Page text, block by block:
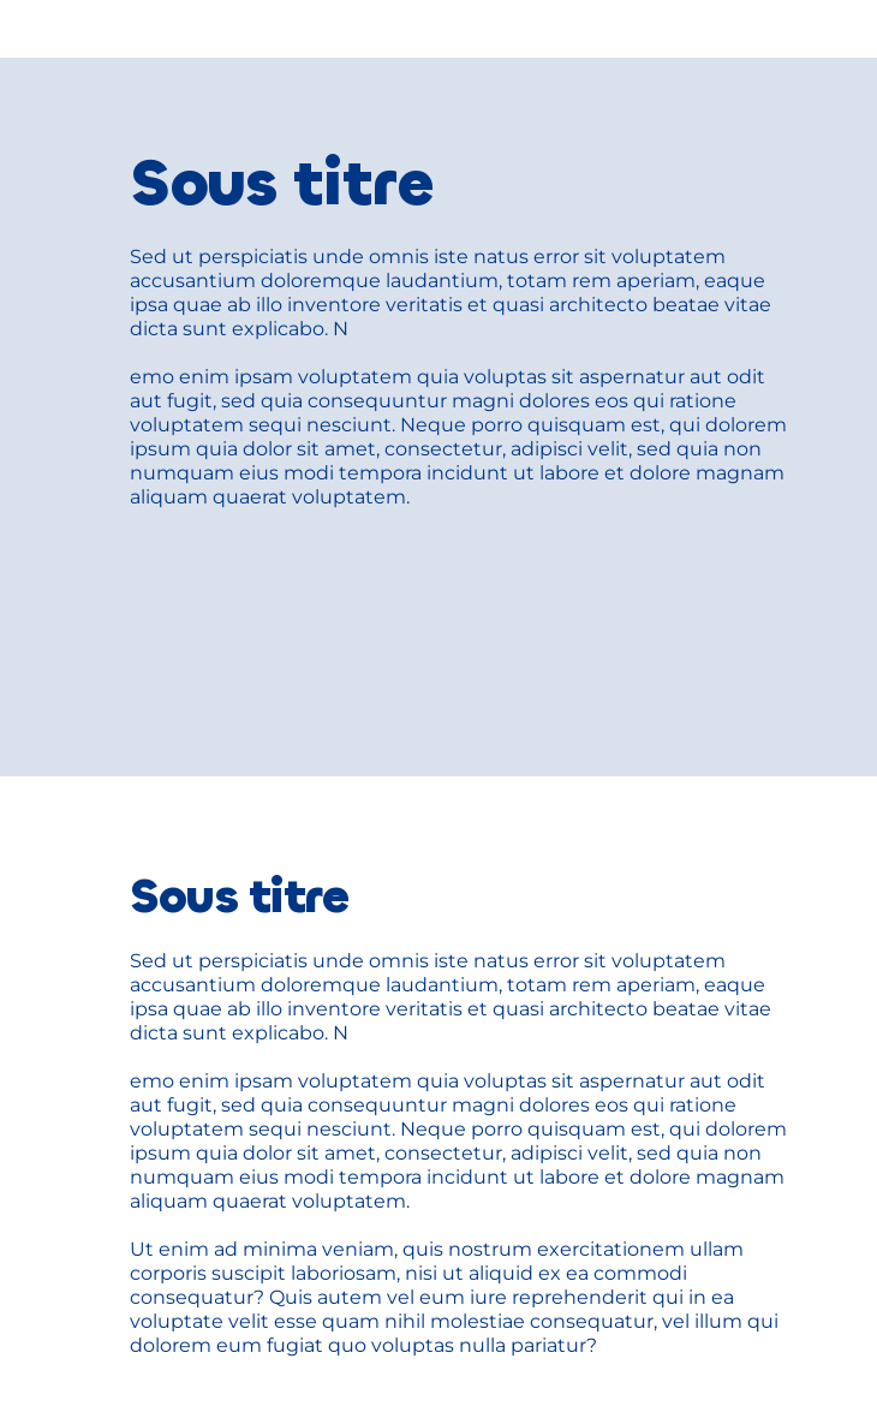
Sous titre
Sed ut perspiciatis unde omnis iste natus error sit voluptatem
accusantium doloremque laudantium, totam rem aperiam, eaque
ipsa quae ab illo inventore veritatis et quasi architecto beatae vitae
dicta sunt explicabo. N
emo enim ipsam voluptatem quia voluptas sit aspernatur aut odit
aut fugit, sed quia consequuntur magni dolores eos qui ratione
voluptatem sequi nesciunt. Neque porro quisquam est, qui dolorem
ipsum quia dolor sit amet, consectetur, adipisci velit, sed quia non
numquam eius modi tempora incidunt ut labore et dolore magnam
aliquam quaerat voluptatem.
Sous titre
Sed ut perspiciatis unde omnis iste natus error sit voluptatem
accusantium doloremque laudantium, totam rem aperiam, eaque
ipsa quae ab illo inventore veritatis et quasi architecto beatae vitae
dicta sunt explicabo. N
emo enim ipsam voluptatem quia voluptas sit aspernatur aut odit
aut fugit, sed quia consequuntur magni dolores eos qui ratione
voluptatem sequi nesciunt. Neque porro quisquam est, qui dolorem
ipsum quia dolor sit amet, consectetur, adipisci velit, sed quia non
numquam eius modi tempora incidunt ut labore et dolore magnam
aliquam quaerat voluptatem.
Ut enim ad minima veniam, quis nostrum exercitationem ullam
corporis suscipit laboriosam, nisi ut aliquid ex ea commodi
consequatur? Quis autem vel eum iure reprehenderit qui in ea
voluptate velit esse quam nihil molestiae consequatur, vel illum qui
dolorem eum fugiat quo voluptas nulla pariatur?